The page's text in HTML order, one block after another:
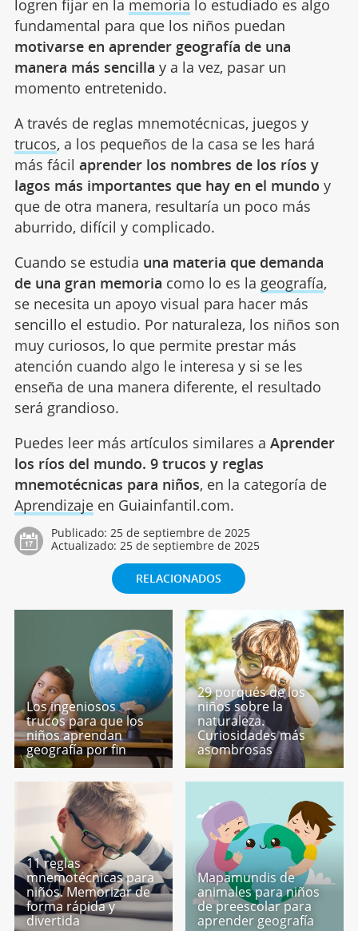
logren fijar en la memoria lo estudiado es algo
fundamental para que los niños puedan
motivarse en aprender geografía de una
manera más sencilla y a la vez, pasar un
momento entretenido.
A través de reglas mnemotécnicas, juegos y
trucos, a los pequeños de la casa se les hará
más fácil aprender los nombres de los ríos y
lagos más importantes que hay en el mundo y
que de otra manera, resultaría un poco más
aburrido, difícil y complicado.
Cuando se estudia una materia que demanda
de una gran memoria como lo es la geografía,
se necesita un apoyo visual para hacer más
sencillo el estudio. Por naturaleza, los niños son
muy curiosos, lo que permite prestar más
atención cuando algo le interesa y si se les
enseña de una manera diferente, el resultado
será grandioso.
Puedes leer más artículos similares a Aprender
los ríos del mundo. 9 trucos y reglas
mnemotécnicas para niños, en la categoría de
Aprendizajeen Guiainfantil.com.
Publicado: 25 de septiembre de 2025
Actualizado: 25 de septiembre de 2025
RELACIONADOS
Los ingeniosos
trucos para que los
niños aprendan
geografía por fin
29 porqués de los
niños sobre la
naturaleza.
Curiosidades más
asombrosas
11 reglas
mnemotécnicas para
niños. Memorizar de
forma rápida y
divertida
Mapamundis de
animales para niños
de preescolar para
aprender geografía